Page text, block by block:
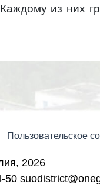
из них
Пользовательское
2026
50